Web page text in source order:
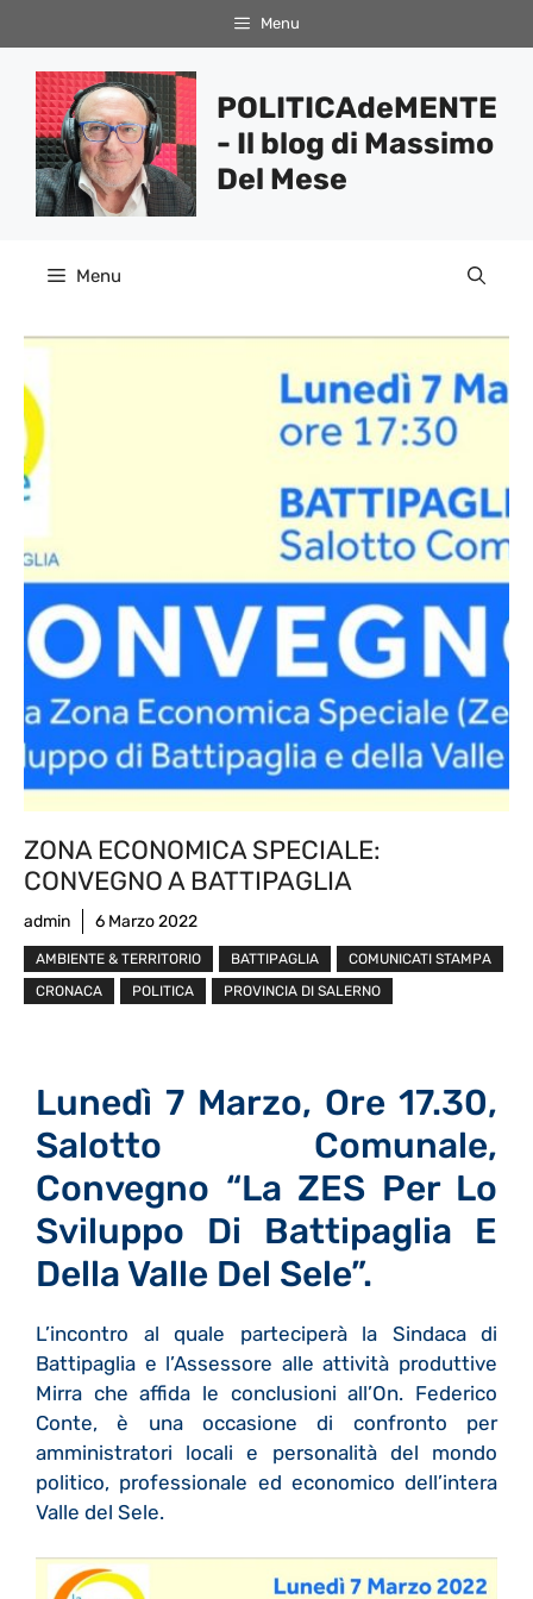
al
contenuto
Menu
POLITICAdeMENTE
- Il blog di Massimo
Del Mese
Menu
ZONA ECONOMICA SPECIALE:
CONVEGNO A BATTIPAGLIA
admin 6 Marzo 2022
AMBIENTE & TERRITORIO BATTIPAGLIA
COMUNICATI STAMPA
CRONACA
POLITICA PROVINCIA DI SALERNO
Lunedì 7 Marzo, Ore 17.30,
Salotto Comunale,
Convegno “La ZES Per Lo
Sviluppo Di Battipaglia E
Della Valle Del Sele”.
L’incontro al quale parteciperà la Sindaca di
Battipaglia e l’Assessore alle attività produttive
Mirra che affida le conclusioni all’On. Federico
Conte, è una occasione di confronto per
amministratori locali e personalità del mondo
politico, professionale ed economico dell’intera
Valle del Sele.